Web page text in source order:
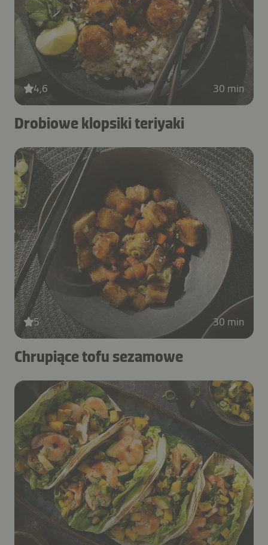
4,6 30 min
Drobiowe klopsiki teriyaki
5 30 min
Chrupiące tofu sezamowe